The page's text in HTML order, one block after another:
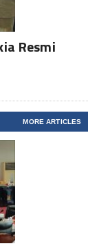
Resmi
MORE ARTICLES